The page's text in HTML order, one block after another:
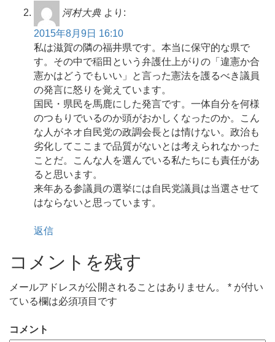
河村大典 より:
2015年8月9日 16:10
私は滋賀の隣の福井県です。本当に保守的な県で
す。その中で稲田という弁護仕上がりの「違憲か合
憲かはどうでもいい」と言った憲法を護るべき議員
の発言に怒りを覚えています。
国民・県民を馬鹿にした発言です。一体自分を何様
のつもりでいるのか頭がおかしくなったのか。こん
な人がネオ自民党の政調会長とは情けない。政治も
劣化してここまで品質がないとは考えられなかった
ことだ。こんな人を選んでいる私たちにも責任があ
ると思います。
来年ある参議員の選挙には自民党議員は当選させて
はならないと思っています。
返信
コメントを残す
メールアドレスが公開されることはありません。 * が付い
ている欄は必須項目です
コメント